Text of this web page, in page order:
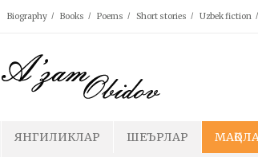
Biography Books Poems Short stories Uzbek fiction
ЯНГИЛИКЛАР ШЕЪРЛАР